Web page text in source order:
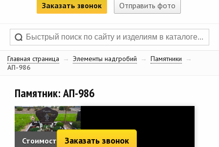
Заказать звонок Отправить фото
Главная страница → Элементы надгробий → Памятники
→
АП-986
Памятник: АП-986
Стоимость: 4 270 руб.
Заказать звонок